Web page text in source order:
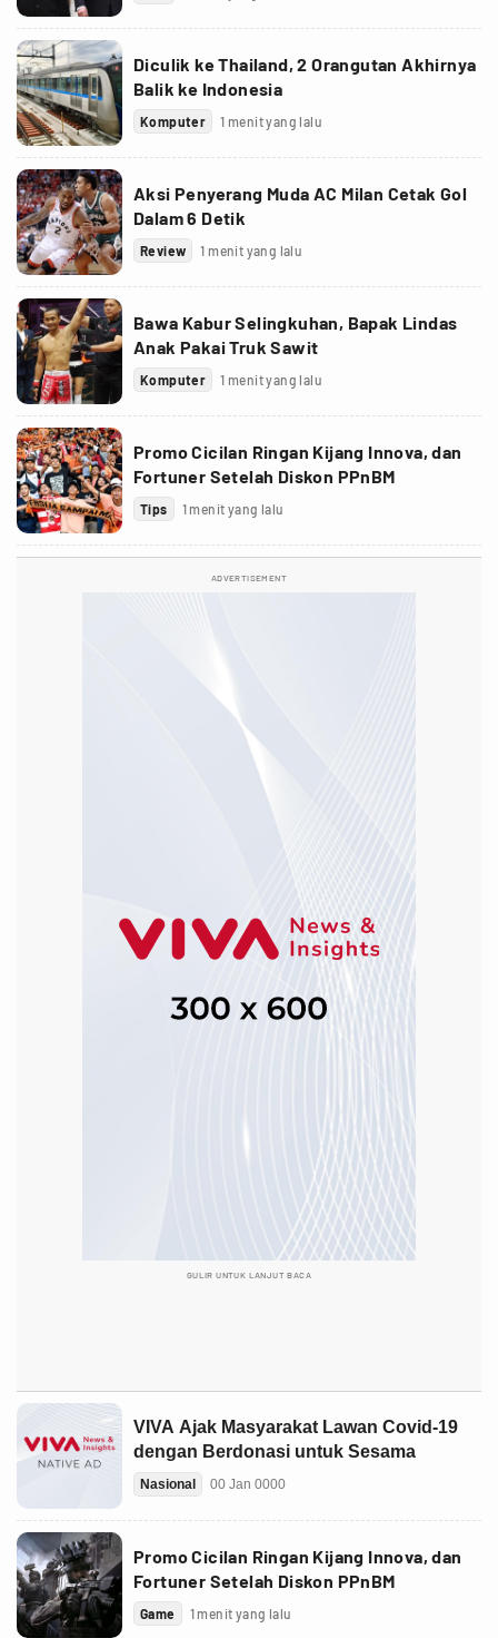
Diculik ke Thailand, 2 Orangutan Akhirnya
Balik ke Indonesia
Komputer 1 menit yang lalu
Aksi Penyerang Muda AC Milan Cetak Gol
Dalam 6 Detik
Review 1 menit yang lalu
Bawa Kabur Selingkuhan, Bapak Lindas
Anak Pakai Truk Sawit
Komputer 1 menit yang lalu
Promo Cicilan Ringan Kijang Innova, dan
Fortuner Setelah Diskon PPnBM
Tips 1 menit yang lalu
ADVERTISEMENT
GULIR UNTUK LANJUT BACA
Promo Cicilan Ringan Kijang Innova, dan
Fortuner Setelah Diskon PPnBM
Game 1 menit yang lalu